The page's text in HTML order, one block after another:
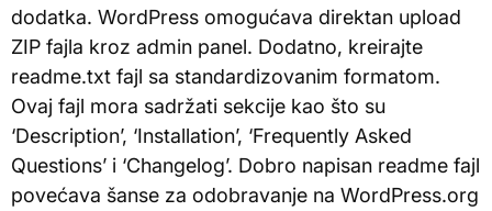
dodatka. WordPress omogućava direktan upload
ZIP fajla kroz admin panel. Dodatno, kreirajte
readme.txt fajl sa standardizovanim formatom.
Ovaj fajl mora sadržati sekcije kao što su
‘Description’, ‘Installation’, ‘Frequently Asked
Questions’ i ‘Changelog’. Dobro napisan readme fajl
povećava šanse za odobravanje na WordPress.org